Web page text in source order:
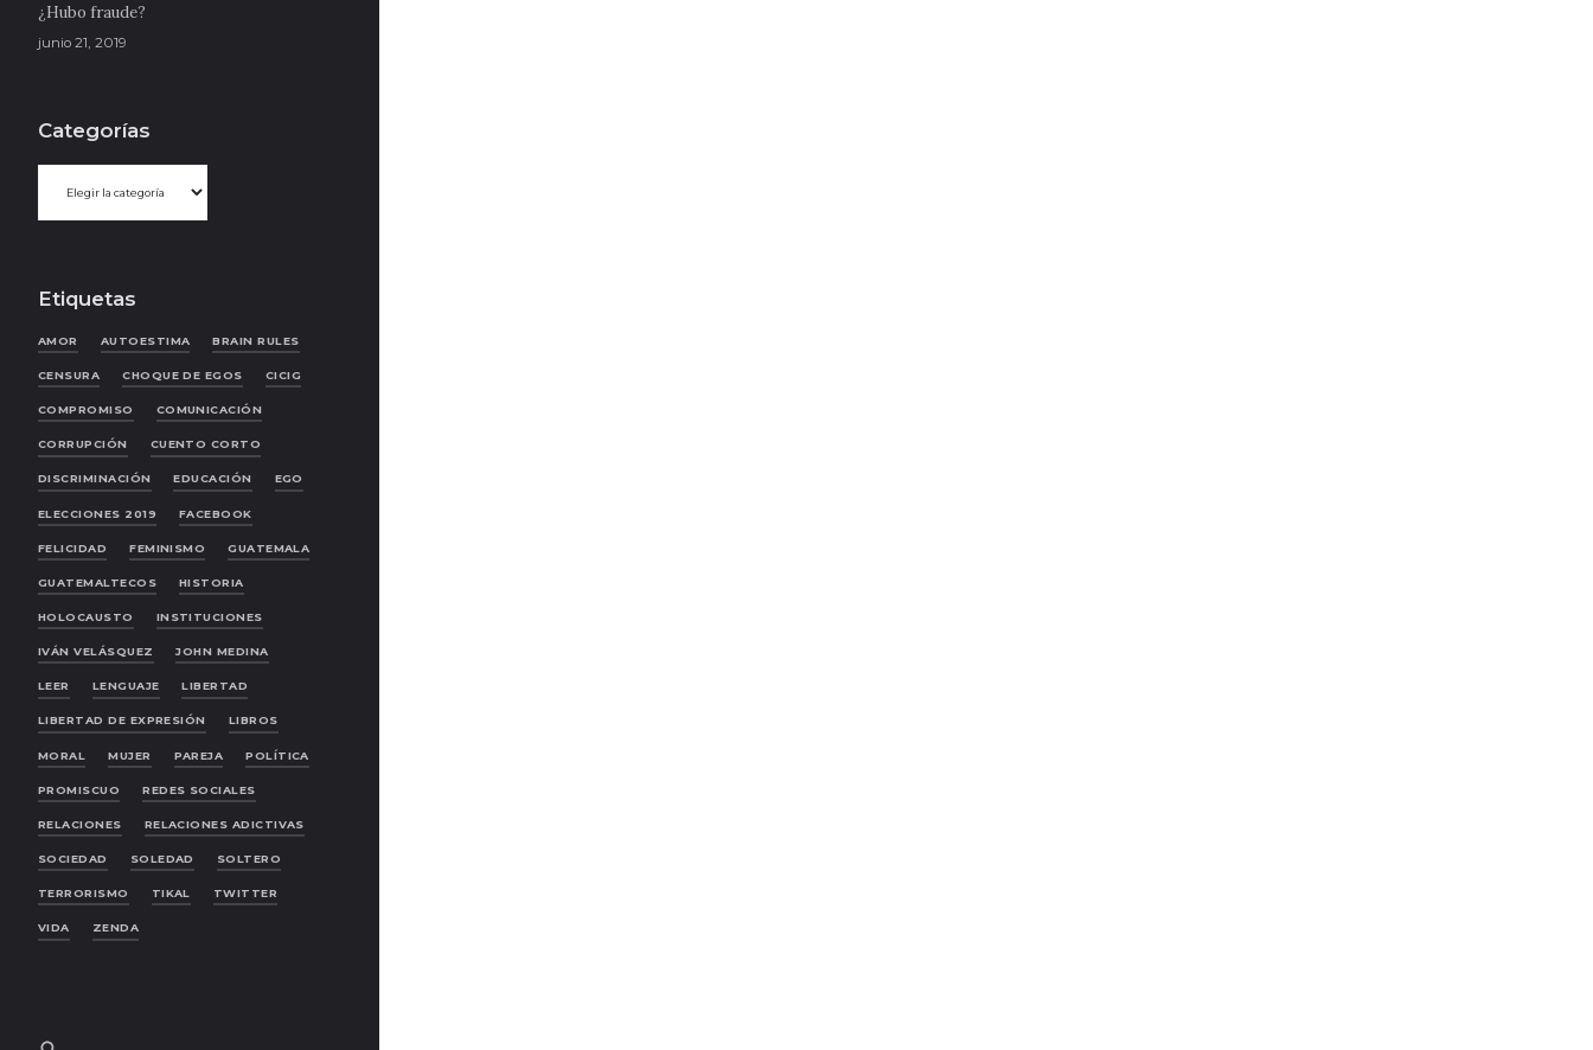
¿Hubo fraude?
junio 21, 2019
Categorías
Etiquetas
AMOR AUTOESTIMA BRAIN RULES
CENSURA CHOQUE DE EGOS CICIG
COMPROMISO COMUNICACIÓN
CORRUPCIÓN CUENTO CORTO
DISCRIMINACIÓN EDUCACIÓN EGO
ELECCIONES 2019 FACEBOOK
FELICIDAD FEMINISMO GUATEMALA
GUATEMALTECOS HISTORIA
HOLOCAUSTO INSTITUCIONES
IVÁN VELÁSQUEZ JOHN MEDINA
LEER LENGUAJE LIBERTAD
LIBERTAD DE EXPRESIÓN LIBROS
MORAL MUJER PAREJA POLÍTICA
PROMISCUO REDES SOCIALES
RELACIONES RELACIONES ADICTIVAS
SOCIEDAD SOLEDAD SOLTERO
TERRORISMO TIKAL TWITTER
VIDA ZENDA